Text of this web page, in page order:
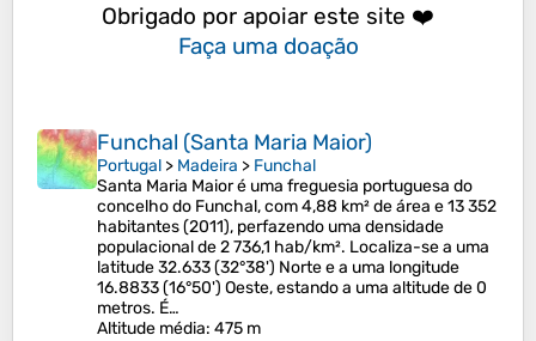
Obrigado por apoiar este site ❤️
Faça uma doação
Funchal (Santa Maria Maior)
Portugal > Madeira > Funchal
Santa Maria Maior é uma freguesia portuguesa do
concelho do Funchal, com 4,88 km² de área e 13 352
habitantes (2011), perfazendo uma densidade
populacional de 2 736,1 hab/km². Localiza-se a uma
latitude 32.633 (32°38') Norte e a uma longitude
16.8833 (16°50') Oeste, estando a uma altitude de 0
metros. É…
Altitude média: 475 m